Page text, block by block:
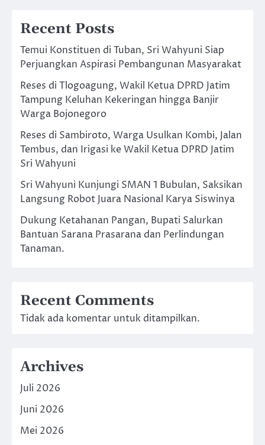
Recent Posts
Temui Konstituen di Tuban, Sri Wahyuni Siap
Perjuangkan Aspirasi Pembangunan Masyarakat
Reses di Tlogoagung, Wakil Ketua DPRD Jatim
Tampung Keluhan Kekeringan hingga Banjir
Warga Bojonegoro
Reses di Sambiroto, Warga Usulkan Kombi, Jalan
Tembus, dan Irigasi ke Wakil Ketua DPRD Jatim
Sri Wahyuni
Sri Wahyuni Kunjungi SMAN 1 Bubulan, Saksikan
Langsung Robot Juara Nasional Karya Siswinya
Dukung Ketahanan Pangan, Bupati Salurkan
Bantuan Sarana Prasarana dan Perlindungan
Tanaman.
Recent Comments
Tidak ada komentar untuk ditampilkan.
Archives
Juli 2026
Juni 2026
Mei 2026